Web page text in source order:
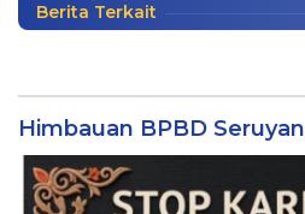
Berita Terkait
Himbauan BPBD Seruyan